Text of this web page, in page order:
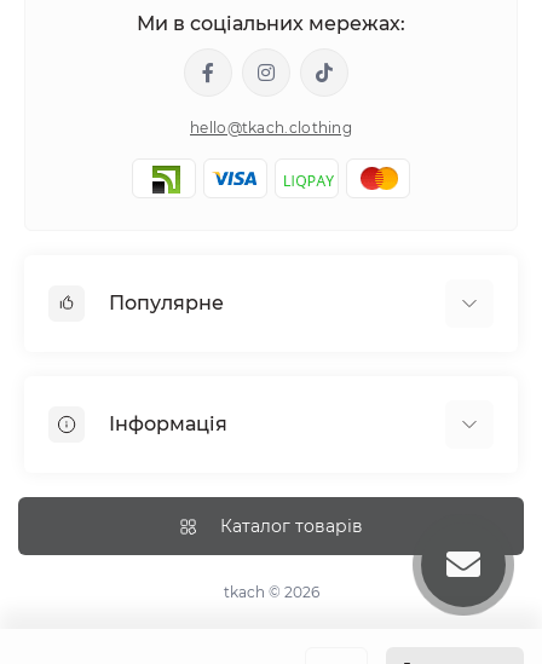
Ми в соціальних мережах:
hello@tkach.clothing
Популярне
Простирадла на резинці
Інформація
Доставка
Каталог товарів
tkach © 2026